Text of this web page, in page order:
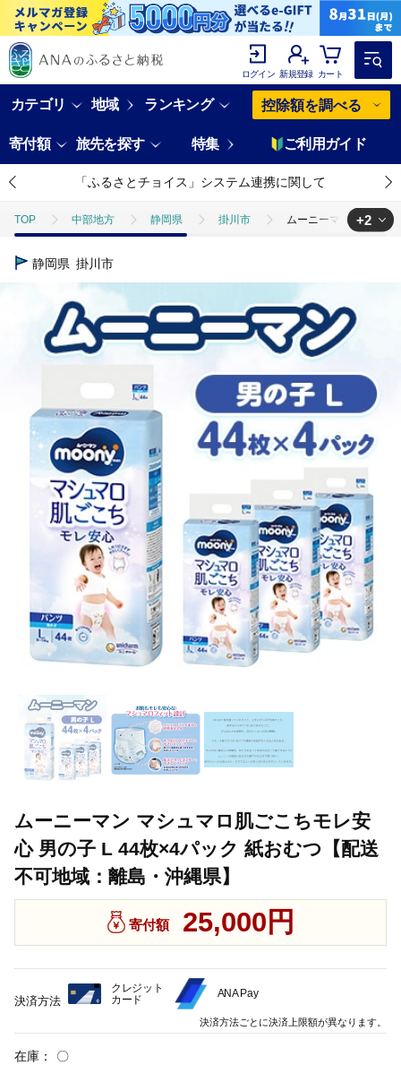
ログイン 新規登録 カート
カテゴリ 地域 ランキング 控除額を調べる
寄付額 旅先を探す 特集 ご利用ガイド
「ふるさとチョイス」システム連携に関して
TOP 中部地方 静岡県 掛川市 ムーニーマン マシュ
TOP
日用品・雑貨
+2
静岡県 掛川市
ムーニーマン マシュマロ肌ごこちモレ安
心 男の子 L 44枚×4パック 紙おむつ【配送
不可地域：離島・沖縄県】
寄付額 25,000円
在庫： 〇
決済方法
クレジット
カード
ANA Pay
決済方法ごとに決済上限額が異なります。